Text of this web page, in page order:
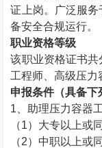
证上岗。广泛服
备安全合规运行。
职业资格等级
该职业资格证书
工程师、高级压力
申报条件（具备下
1 、助理压力容器
（1）大专以上或
（2）中职以上或